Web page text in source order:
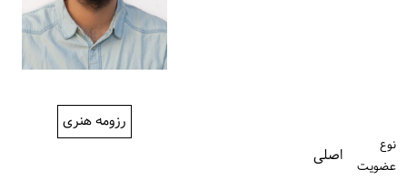
رزومه هنری
نوع
عضویت
اصلی